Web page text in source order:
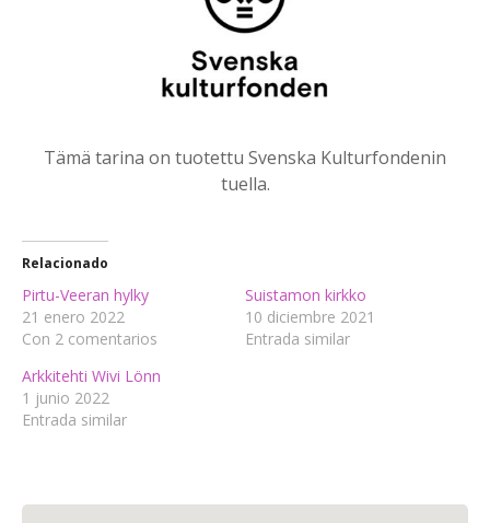
Tämä tarina on tuotettu Svenska Kulturfondenin
tuella.
Relacionado
Pirtu-Veeran hylky
21 enero 2022
Con 2 comentarios
Suistamon kirkko
10 diciembre 2021
Entrada similar
Arkkitehti Wivi Lönn
1 junio 2022
Entrada similar